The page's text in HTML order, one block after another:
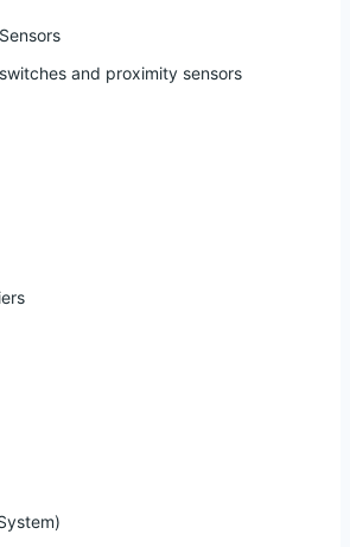
and proximity sensors